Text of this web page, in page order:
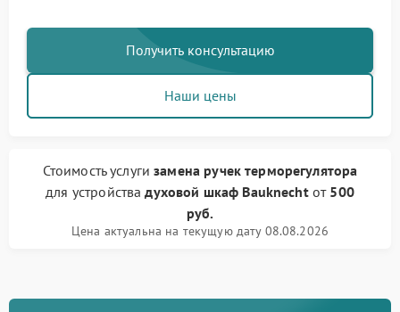
Получить консультацию
Наши цены
Стоимость услугизамена ручек терморегулятора
для устройствадуховой шкаф Bauknechtот 500
руб.
Цена актуальна на текущую дату 08.08.2026